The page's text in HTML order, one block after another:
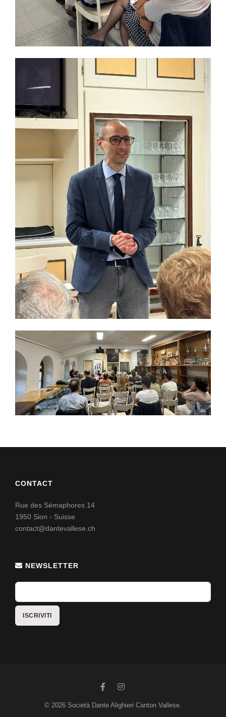
CONTACT
Rue des Sémaphores 14
1950 Sion - Suisse
contact@dantevallese.ch
NEWSLETTER
© 2026 Società Dante Alighieri Canton Vallese.